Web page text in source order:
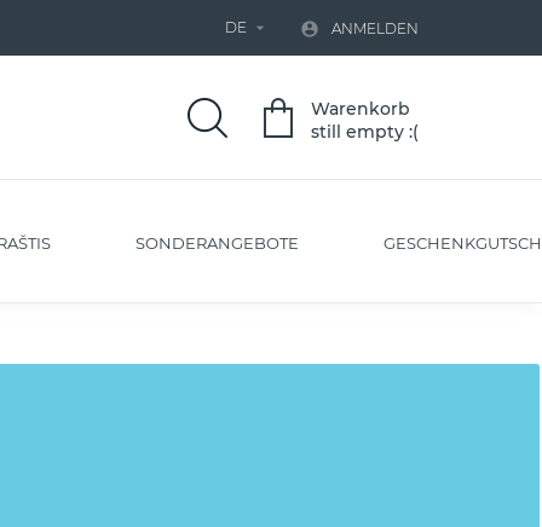
DE   ANMELDEN
Warenkorb
still empty :(
SONDERANGEBOTE